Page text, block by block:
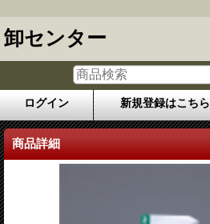
卸センター
ログイン 新規登録はこちら
商品詳細